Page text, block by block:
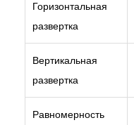
Горизонтальная
развертка
Вертикальная
развертка
Равномерность